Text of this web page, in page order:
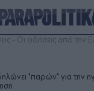
- Οι ειδήσεις από την
"παρών" για την